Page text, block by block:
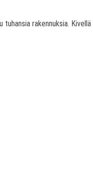
tuhansia rakennuksia.